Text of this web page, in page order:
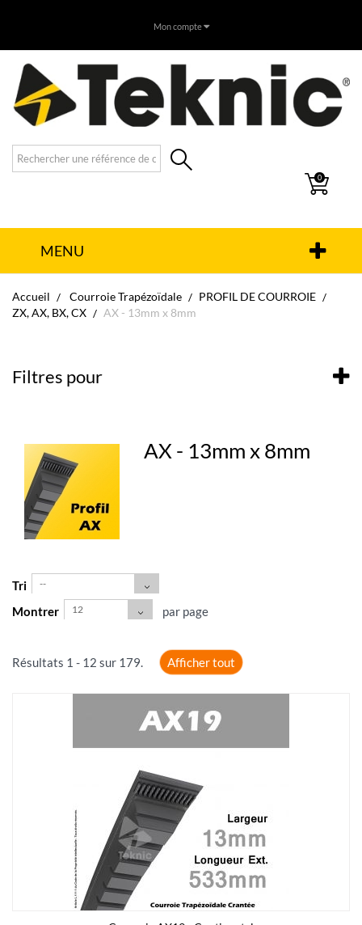
Mon compte
0
MENU
Accueil Courroie Trapézoïdale
PROFIL DE COURROIE
ZX, AX, BX, CX
AX - 13mm x 8mm
Filtres pour
AX - 13mm x 8mm
Tri --
Montrer 12 par page
Résultats 1 - 12 sur 179. Afficher tout